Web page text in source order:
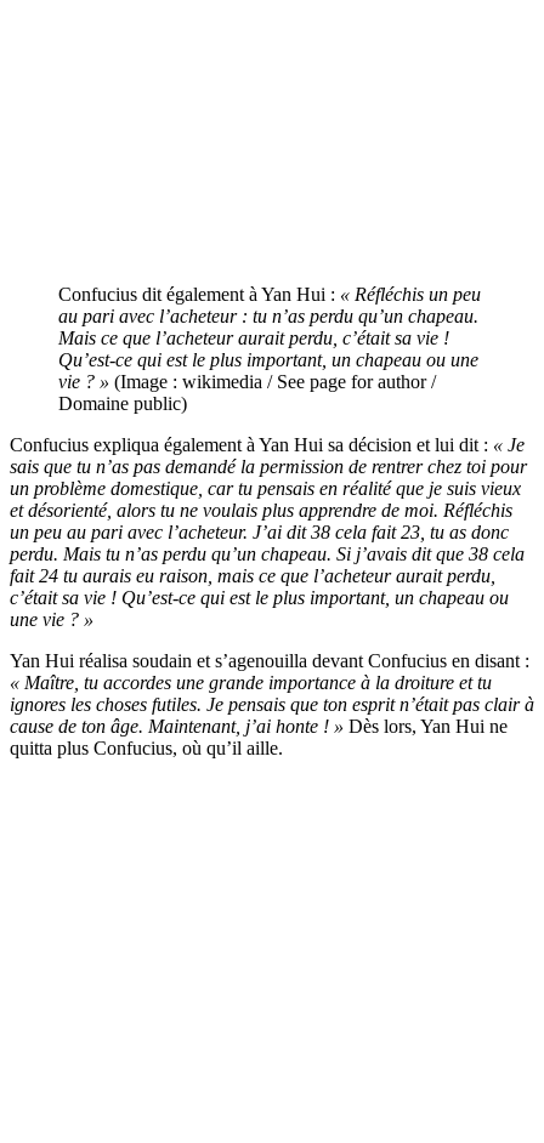
Confucius dit également à Yan Hui : « Réfléchis un peu
au pari avec l’acheteur : tu n’as perdu qu’un chapeau.
Mais ce que l’acheteur aurait perdu, c’était sa vie !
Qu’est-ce qui est le plus important, un chapeau ou une
vie ? » (Image : wikimedia / See page for author /
Domaine public)
Confucius expliqua également à Yan Hui sa décision et lui dit : « Je
sais que tu n’as pas demandé la permission de rentrer chez toi pour
un problème domestique, car tu pensais en réalité que je suis vieux
et désorienté, alors tu ne voulais plus apprendre de moi. Réfléchis
un peu au pari avec l’acheteur. J’ai dit 38 cela fait 23, tu as donc
perdu. Mais tu n’as perdu qu’un chapeau. Si j’avais dit que 38 cela
fait 24 tu aurais eu raison, mais ce que l’acheteur aurait perdu,
c’était sa vie ! Qu’est-ce qui est le plus important, un chapeau ou
une vie ? »
Yan Hui réalisa soudain et s’agenouilla devant Confucius en disant :
« Maître, tu accordes une grande importance à la droiture et tu
ignores les choses futiles. Je pensais que ton esprit n’était pas clair à
cause de ton âge. Maintenant, j’ai honte ! » Dès lors, Yan Hui ne
quitta plus Confucius, où qu’il aille.